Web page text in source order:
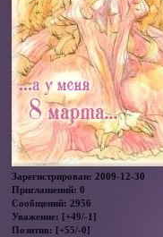
Зарегистрирован: 2009-12-30
Приглашений: 0
Сообщений: 2956
Уважение: [+49/-1]
Позитив: [+55/-0]